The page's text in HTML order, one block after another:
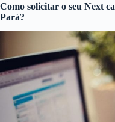
Como solicitar o seu Next
Pará?